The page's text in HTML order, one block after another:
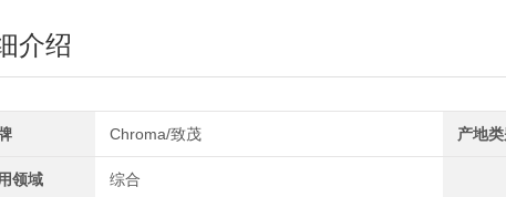
介绍
Chroma/致茂 产地类
领域 综合